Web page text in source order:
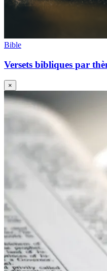
Bible
Versets bibliques par
×